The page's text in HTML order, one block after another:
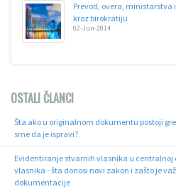
Prevod, overa,
kroz birokratiju
02-Jun-2014
OSTALI ČLANCI
Šta ako u originalnom dokumentu postoji
sme da je ispravi?
Evidentiranje stvarnih vlasnika u
vlasnika - šta donosi novi zakon i zašto je
dokumentacije